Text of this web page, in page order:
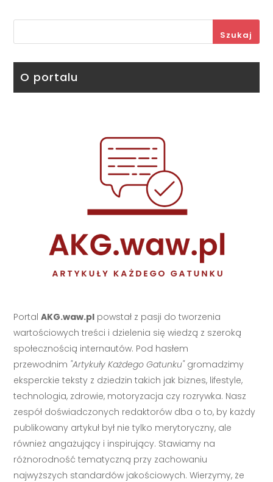
Szukaj
O portalu
PortalAKG.waw.pl powstał z pasji do tworzenia
wartościowych treści i dzielenia się wiedzą z szeroką
społecznością internautów. Pod hasłem
przewodnim "Artykuły Każdego Gatunku"gromadzimy
eksperckie teksty z dziedzin takich jak biznes, lifestyle,
technologia, zdrowie, motoryzacja czy rozrywka. Nasz
zespół doświadczonych redaktorów dba o to, by każdy
publikowany artykuł był nie tylko merytoryczny, ale
również angażujący i inspirujący. Stawiamy na
różnorodność tematyczną przy zachowaniu
najwyższych standardów jakościowych. Wierzymy, że